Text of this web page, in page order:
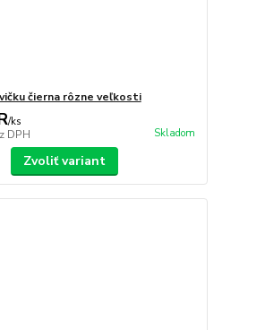
čierna rôzne veľkosti
/ks
DPH Skladom
Zvoliť variant